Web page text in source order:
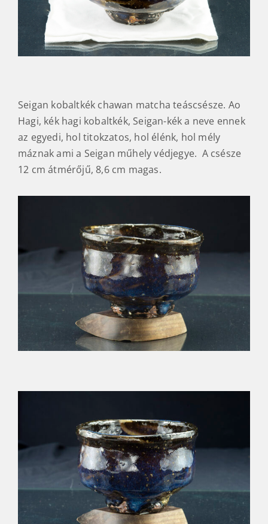
Seigan kobaltkék chawan matcha teáscsésze. Ao
Hagi, kék hagi kobaltkék, Seigan-kék a neve ennek
az egyedi, hol titokzatos, hol élénk, hol mély
máznak ami a Seigan műhely védjegye. A csésze
12 cm átmérőjű, 8,6 cm magas.